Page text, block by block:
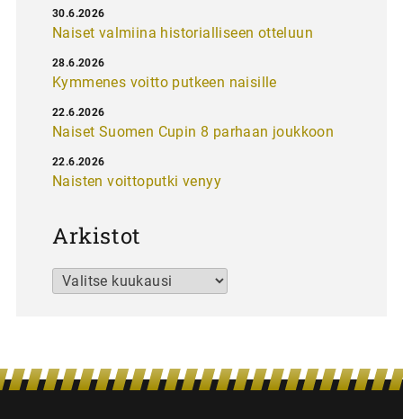
Naiset valmiina historialliseen otteluun
30.6.2026
Kymmenes voitto putkeen naisille
28.6.2026
Naiset Suomen Cupin 8 parhaan joukkoon
22.6.2026
Naisten voittoputki venyy
22.6.2026
Arkistot
Arkistot